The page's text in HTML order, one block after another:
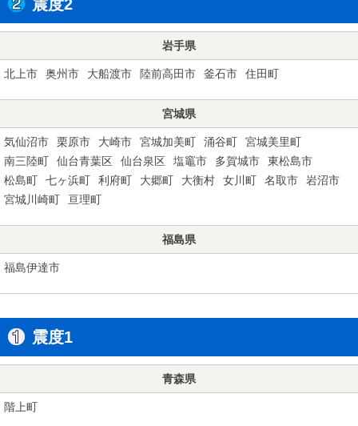
震度2
岩手県
北上市 奥州市 大船渡市 陸前高田市 釜石市 住田町
宮城県
気仙沼市 栗原市 大崎市 宮城加美町 涌谷町
宮城美里町
南三陸町
仙台青葉区 仙台泉区 塩竈市 多賀城市
東松島市
松島町
七ヶ浜町 利府町 大郷町 大衡村 女川町 名取市
岩沼市
宮城川崎町
亘理町
福島県
福島伊達市
震度1
青森県
階上町